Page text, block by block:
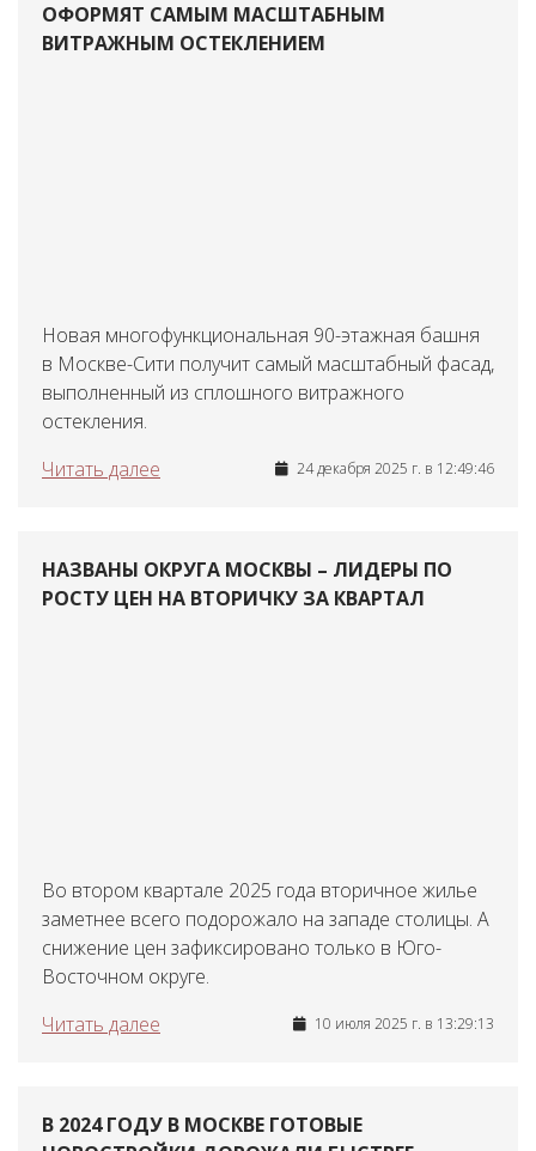
ОФОРМЯТ САМЫМ МАСШТАБНЫМ
ВИТРАЖНЫМ ОСТЕКЛЕНИЕМ
Новая многофункциональная 90-этажная башня
в Москве-Сити получит самый масштабный фасад,
выполненный из сплошного витражного
остекления.
Читать далее
24 декабря 2025 г. в 12:49:46
НАЗВАНЫ ОКРУГА МОСКВЫ – ЛИДЕРЫ ПО
РОСТУ ЦЕН НА ВТОРИЧКУ ЗА КВАРТАЛ
Во втором квартале 2025 года вторичное жилье
заметнее всего подорожало на западе столицы. А
снижение цен зафиксировано только в Юго-
Восточном округе.
Читать далее
10 июля 2025 г. в 13:29:13
В 2024 ГОДУ В МОСКВЕ ГОТОВЫЕ